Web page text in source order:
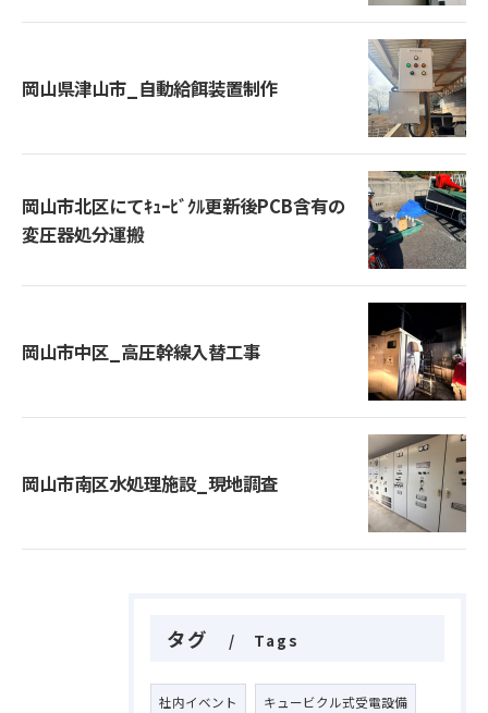
岡山県津山市_自動給餌装置制作
岡山市北区にてｷｭｰﾋﾞｸﾙ更新後PCB含有の
変圧器処分運搬
岡山市中区_高圧幹線入替工事
岡山市南区水処理施設_現地調査
タグ Tags
社内イベント キュービクル式受電設備